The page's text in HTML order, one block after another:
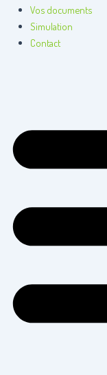
Vos documents
Simulation
Contact